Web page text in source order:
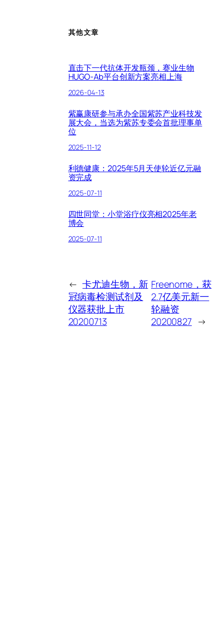
其他文章
直击下一代抗体开发瓶颈，赛业生物
HUGO-Ab平台创新方案亮相上海
2026-04-13
紫赢康研参与承办全国紫苏产业科技发
展大会，当选为紫苏专委会首批理事单
位
2025-11-12
利德健康：2025年5月天使轮近亿元融
资完成
2025-07-11
四世同堂：小堂浴疗仪亮相2025年老
博会
2025-07-11
← 卡尤迪生物，新
冠病毒检测试剂及
仪器获批上市
20200713
Freenome，获
2.7亿美元新一
轮融资
20200827 →